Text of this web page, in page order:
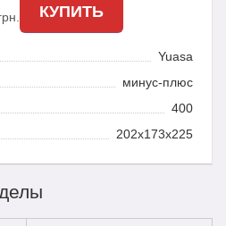
КУПИТЬ
Yuasa
минус-плюс
400
202x173x225